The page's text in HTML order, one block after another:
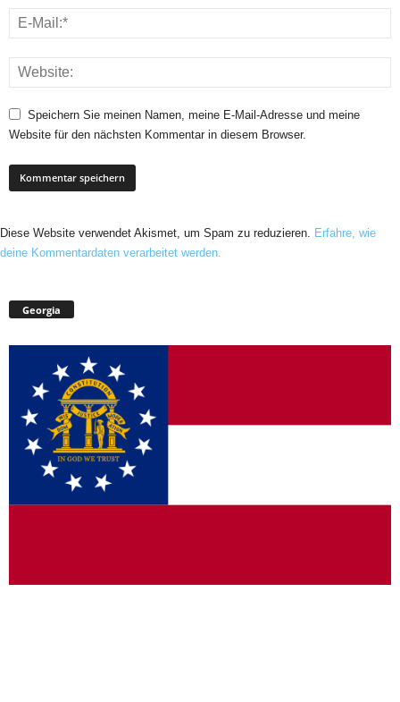
Speichern Sie meinen Namen, meine E-Mail-Adresse und meine
Website für den nächsten Kommentar in diesem Browser.
Diese Website verwendet Akismet, um Spam zu reduzieren. Erfahre, wie
deine Kommentardaten verarbeitet werden.
Georgia